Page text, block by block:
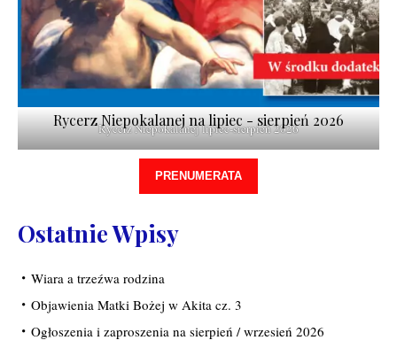
Rycerz Niepokalanej lipiec-sierpień 2026
Rycerz Niepokalanej na lipiec - sierpień 2026
PRENUMERATA
Ostatnie Wpisy
Wiara a trzeźwa rodzina
Objawienia Matki Bożej w Akita cz. 3
Ogłoszenia i zaproszenia na sierpień / wrzesień 2026